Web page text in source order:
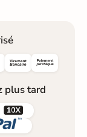
plus tard
